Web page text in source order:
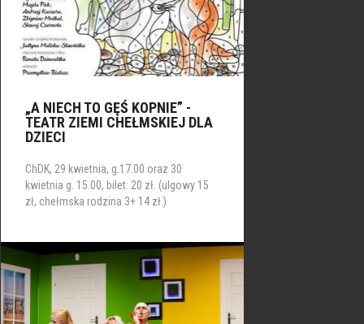
„A NIECH TO GĘŚ KOPNIE” -
TEATR ZIEMI CHEŁMSKIEJ DLA
DZIECI
ChDK, 29 kwietnia, g.17.00 oraz 30
kwietnia g. 15.00, bilet: 20 zł. (ulgowy 15
zł, chełmska rodzina 3+ 14 zł.)